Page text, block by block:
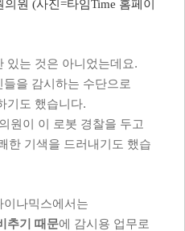
원 (사진=타임Time 홈페이
있는 것은 아니었는데요.
을 감시하는 수단으로
기도 했습니다.
원이 이 로봇 경찰을 두고
한 기색을 드러내기도 했습
이나믹스에서는
추기 때문에 감시용 업무로